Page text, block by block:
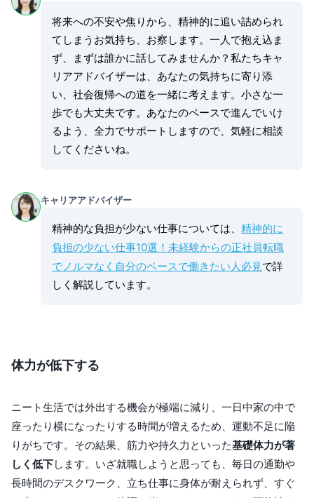
将来への不安や焦りから、精神的に追い詰められ
てしまうお気持ち、お察します。一人で抱え込ま
ず、まずは誰かに話してみませんか？私たちキャ
リアアドバイザーは、あなたの気持ちに寄り添
い、社会復帰への道を一緒に考えます。小さな一
歩でも大丈夫です。あなたのペースで進んでいけ
るよう、全力でサポートしますので、気軽に相談
してくださいね。
キャリアアドバイザー
精神的な負担が少ない仕事については、 精神的に
負担の少ない仕事10選！未経験からの正社員転職
でノルマなく自分のペースで働きたい人必見で詳
しく解説しています。
体力が低下する
ニート生活では外出する機会が極端に減り、一日中家の中で
座ったり横になったりする時間が増えるため、運動不足に陥
りがちです。その結果、筋力や持久力といった基礎体力が著
しく低下します。いざ就職しようと思っても、毎日の通勤や
長時間のデスクワーク、立ち仕事に身体が耐えられず、すぐ